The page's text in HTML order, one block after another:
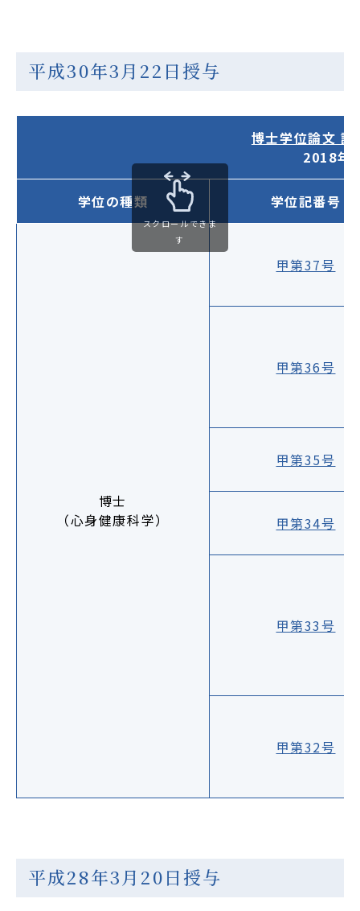
平成30年3月22日授与
博士学位論文
2018年
学位の種類 学位記番号
博士
（心身健康科学）
甲第37号
甲第36号
甲第35号
甲第34号
甲第33号
甲第32号
スクロールできま
す
平成28年3月20日授与